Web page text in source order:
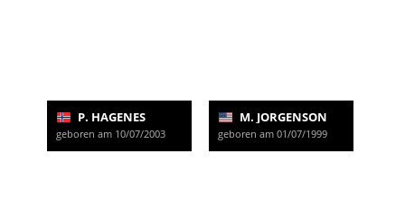
P. HAGENES
geboren am 10/07/2003
M. JORGENSON
geboren am 01/07/1999